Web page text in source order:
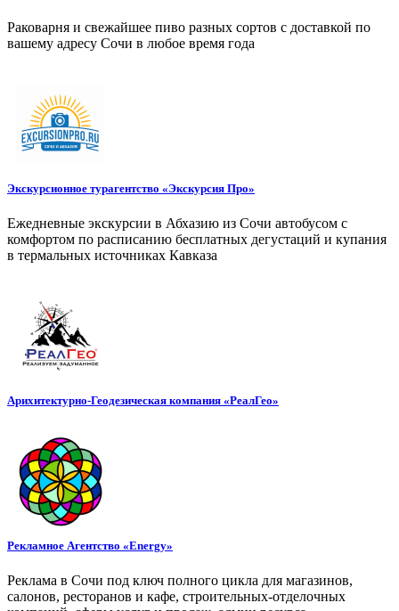
Раковарня и свежайшее пиво разных сортов с доставкой по
вашему адресу Сочи в любое время года
Экскурсионное турагентство «Экскурсия Про»
Ежедневные экскурсии в Абхазию из Сочи автобусом с
комфортом по расписанию бесплатных дегустаций и купания
в термальных источниках Кавказа
Арихитектурно-Геодезическая компания «РеалГео»
Рекламное Агентство «Energy»
Реклама в Сочи под ключ полного цикла для магазинов,
салонов, ресторанов и кафе, строительных-отделочных